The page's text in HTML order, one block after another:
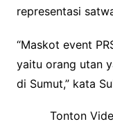
representasi
“Maskot event
yaitu orang utan
di Sumut,” kata
Tonton